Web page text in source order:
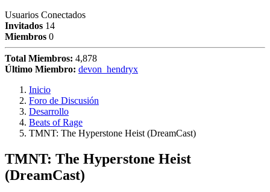
Usuarios Conectados
Invitados 14
Miembros 0
Total Miembros: 4,878
Último Miembro: devon_hendryx
Inicio
Foro de Discusión
Desarrollo
Beats of Rage
TMNT: The Hyperstone Heist (DreamCast)
TMNT: The Hyperstone Heist
(DreamCast)